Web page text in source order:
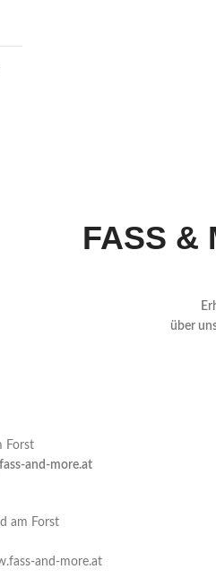
FASS &
über
Forst
and-more.at
am Forst
and-more.at